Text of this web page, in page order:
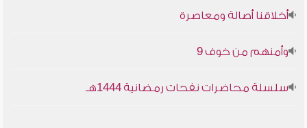
أخلاقنا أصالة ومعاصرة
وأمنهم من خوف 9
سلسلة محاضرات نفحات رمضانية 1444هـ